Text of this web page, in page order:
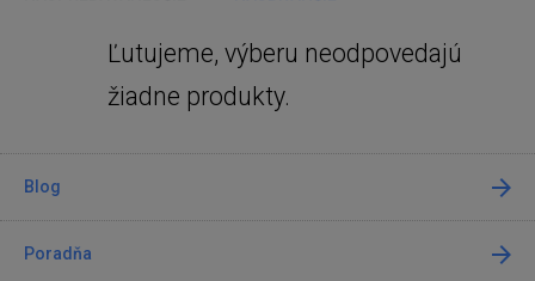
Ľutujeme, výberu neodpovedajú
žiadne produkty.
Blog
Poradňa